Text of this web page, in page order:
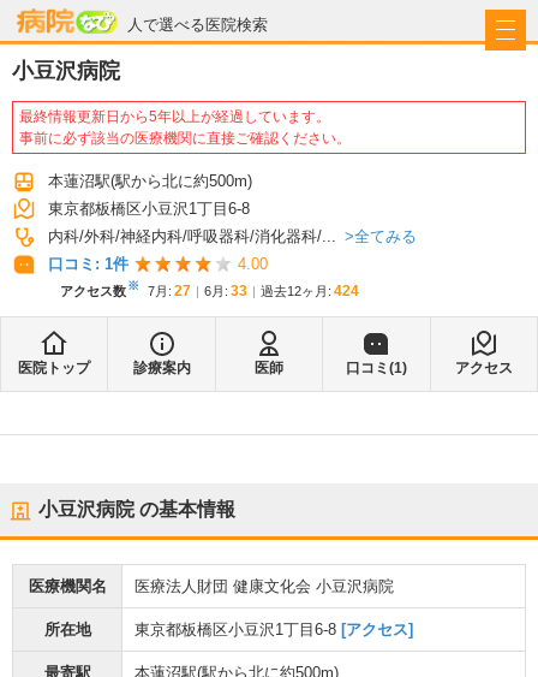
人で選べる医院検索
病院なび
小豆沢病院
最終情報更新日から5年以上が経過しています。
事前に必ず該当の医療機関に直接ご確認ください。
本蓮沼駅(駅から北に約500m)
東京都板橋区小豆沢1丁目6-8
内科 外科 神経内科 呼吸器科 消化器科 ...
全てみる
口コミ: 1件 4.00
アクセス数※ 7月 : 27 6月 : 33 過去12ヶ月: 424
医院トップ 診療案内 医師 口コミ(1) アクセス
小豆沢病院の基本情報
医療機関名 医療法人財団 健康文化会 小豆沢病院
所在地 東京都板橋区小豆沢1丁目6-8 [アクセス]
最寄駅 本蓮沼駅(駅から北に約500m)